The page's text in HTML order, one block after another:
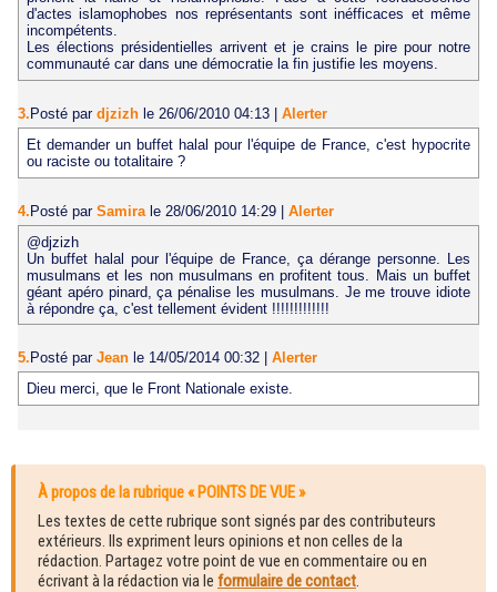
d'actes islamophobes nos représentants sont inéfficaces et même
incompétents.
Les élections présidentielles arrivent et je crains le pire pour notre
communauté car dans une démocratie la fin justifie les moyens.
3. Posté par djzizh le 26/06/2010 04:13
Alerter
Et demander un buffet halal pour l'équipe de France, c'est hypocrite
ou raciste ou totalitaire ?
4.Posté par Samira le 28/06/2010 14:29 | Alerter
@djzizh
Un buffet halal pour l'équipe de France, ça dérange personne. Les
musulmans et les non musulmans en profitent tous. Mais un buffet
géant apéro pinard, ça pénalise les musulmans. Je me trouve idiote
à répondre ça, c'est tellement évident !!!!!!!!!!!!!
5. Posté par Jean le 14/05/2014 00:32
Alerter
Dieu merci, que le Front Nationale existe.
À propos de la rubrique « POINTS DE VUE »
Les textes de cette rubrique sont signés par des contributeurs
extérieurs. Ils expriment leurs opinions et non celles de la
rédaction. Partagez votre point de vue en commentaire ou en
écrivant à la rédaction via le formulaire de contact.